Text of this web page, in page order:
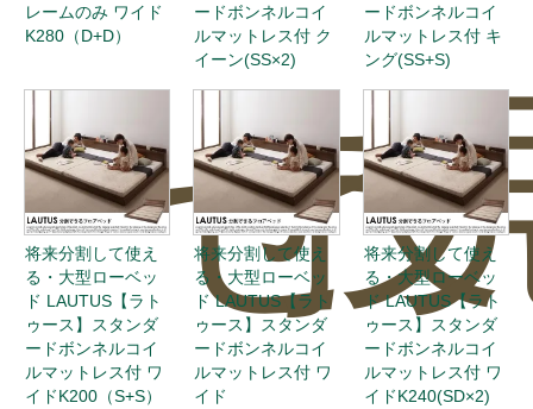
せ投
レームのみ ワイド
K280（D+D）
ードボンネルコイ
ルマットレス付 ク
イーン(SS×2)
ードボンネルコイ
ルマットレス付 キ
ング(SS+S)
将来分割して使え
る・大型ローベッ
ド LAUTUS【ラト
ゥース】スタンダ
ードボンネルコイ
ルマットレス付 ワ
イドK200（S+S）
将来分割して使え
る・大型ローベッ
ド LAUTUS【ラト
ゥース】スタンダ
ードボンネルコイ
ルマットレス付 ワ
イド
将来分割して使え
る・大型ローベッ
ド LAUTUS【ラト
ゥース】スタンダ
ードボンネルコイ
ルマットレス付 ワ
イドK240(SD×2)